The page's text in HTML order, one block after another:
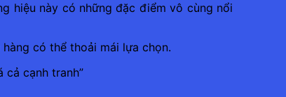
hiệu này có những đặc điểm vô cùng nổi
có thể thoải mái lựa chọn.
cả cạnh tranh”